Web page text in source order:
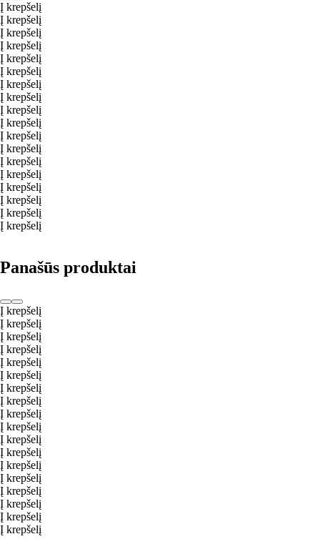
Į krepšelį
Į krepšelį
Į krepšelį
Į krepšelį
Į krepšelį
Į krepšelį
Į krepšelį
Į krepšelį
Į krepšelį
Į krepšelį
Į krepšelį
Į krepšelį
Į krepšelį
Į krepšelį
Į krepšelį
Į krepšelį
Į krepšelį
Į krepšelį
Panašūs produktai
Į krepšelį
Į krepšelį
Į krepšelį
Į krepšelį
Į krepšelį
Į krepšelį
Į krepšelį
Į krepšelį
Į krepšelį
Į krepšelį
Į krepšelį
Į krepšelį
Į krepšelį
Į krepšelį
Į krepšelį
Į krepšelį
Į krepšelį
Į krepšelį